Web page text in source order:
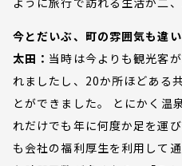
今とだいぶ、町の雰囲気も違
太田： 当時は今よりも観光客
れましたし、20か所ほどある
とができました。 とにかく温
れだけでも年に何度か足を運
も会社の福利厚生を利用して